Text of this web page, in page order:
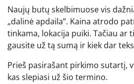
Naujų butų skelbimuose vis
„dalinė apdaila”. Kaina atrodo
tinkama, lokacija puiki. Tačiau ar
gausite už tą sumą ir kiek dar
Prieš pasirašant pirkimo sutartį,
kas slepiasi už šio termino.